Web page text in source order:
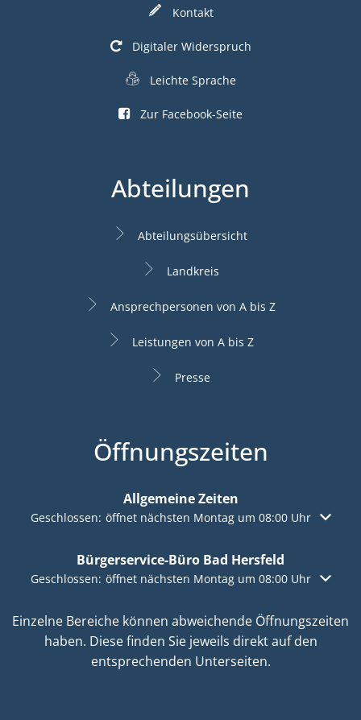
Kontakt
Digitaler Widerspruch
Leichte Sprache
Zur Facebook-Seite
Abteilungen
Abteilungsübersicht
Landkreis
Ansprechpersonen von A bis Z
Leistungen von A bis Z
Presse
Öffnungszeiten
Allgemeine Zeiten
Klicken, um weitere Öffnungs- oder Schließzeiten
Geschlossen: öffnet nächsten Montag um 08:00 Uhr
Bürgerservice-Büro Bad Hersfeld
Klicken, um weitere Öffnungs- oder Schließzeiten
Geschlossen: öffnet nächsten Montag um 08:00 Uhr
Einzelne Bereiche können abweichende Öffnungszeiten
haben. Diese finden Sie jeweils direkt auf den
entsprechenden Unterseiten.